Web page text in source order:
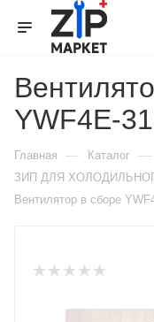
YWF4E-
Главная — Каталог —
ЗИП ДЛЯ
Вентилятор в сборе